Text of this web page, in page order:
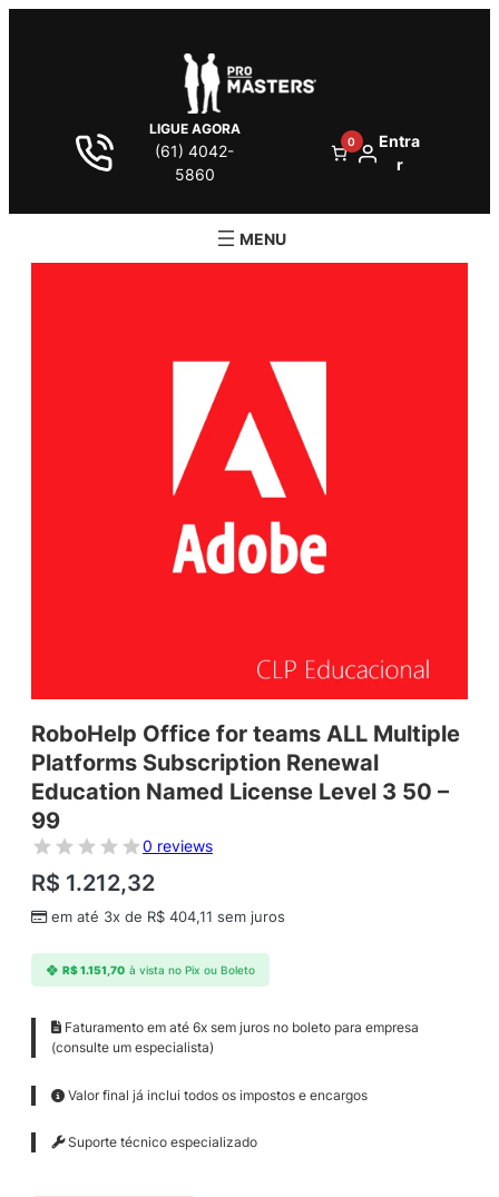
LIGUE AGORA
(61) 4042-
5860
0
Entra
r
RoboHelp Office for teams ALL Multiple
Platforms Subscription Renewal
Education Named License Level 3 50 –
99
0 reviews
R$ 1.212,32
em até 3x de R$ 404,11 sem juros
R$1.151,70 à vista no Pix ou Boleto
Faturamento em até 6x sem juros no boleto para empresa
(consulte um especialista)
Valor final já inclui todos os impostos e encargos
Suporte técnico especializado